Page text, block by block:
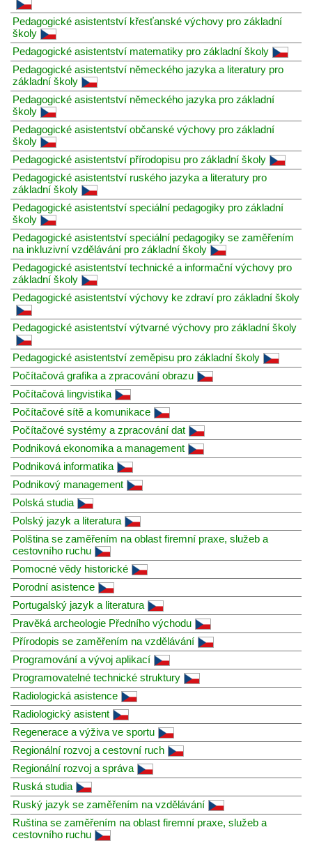
Pedagogické asistentství křesťanské výchovy pro základní
školy
Pedagogické asistentství matematiky pro základní školy
Pedagogické asistentství německého jazyka a literatury pro
základní školy
Pedagogické asistentství německého jazyka pro základní
školy
Pedagogické asistentství občanské výchovy pro základní
školy
Pedagogické asistentství přírodopisu pro základní školy
Pedagogické asistentství ruského jazyka a literatury pro
základní školy
Pedagogické asistentství speciální pedagogiky pro základní
školy
Pedagogické asistentství speciální pedagogiky se zaměřením
na inkluzivní vzdělávání pro základní školy
Pedagogické asistentství technické a informační výchovy pro
základní školy
Pedagogické asistentství výchovy ke zdraví pro základní školy
Pedagogické asistentství výtvarné výchovy pro základní školy
Pedagogické asistentství zeměpisu pro základní školy
Počítačová grafika a zpracování obrazu
Počítačová lingvistika
Počítačové sítě a komunikace
Počítačové systémy a zpracování dat
Podniková ekonomika a management
Podniková informatika
Podnikový management
Polská studia
Polský jazyk a literatura
Polština se zaměřením na oblast firemní praxe, služeb a
cestovního ruchu
Pomocné vědy historické
Porodní asistence
Portugalský jazyk a literatura
Pravěká archeologie Předního východu
Přírodopis se zaměřením na vzdělávání
Programování a vývoj aplikací
Programovatelné technické struktury
Radiologická asistence
Radiologický asistent
Regenerace a výživa ve sportu
Regionální rozvoj a cestovní ruch
Regionální rozvoj a správa
Ruská studia
Ruský jazyk se zaměřením na vzdělávání
Ruština se zaměřením na oblast firemní praxe, služeb a
cestovního ruchu